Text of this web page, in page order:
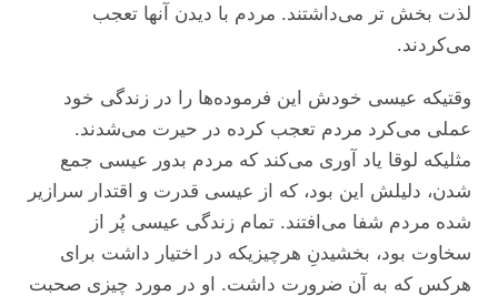
لذت بخش تر می‌داشتند. مردم با دیدن آنها تعجب
می‌کردند.
وقتیکه عیسی خودش این فرموده‌ها را در زندگی خود
عملی می‌کرد مردم تعجب کرده در حیرت می‌شدند.
مثلیکه لوقا یاد آوری می‌کند که مردم بدور عیسی جمع
شدن، دلیلش این بود، که از عیسی قدرت و اقتدار سرازیر
شده مردم شفا می‌افتند. تمام زندگی عیسی پُر از
سخاوت بود، بخشیدنِ هرچیزیکه در اختیار داشت برای
هرکس که به آن ضرورت داشت. او در مورد چیزی صحبت